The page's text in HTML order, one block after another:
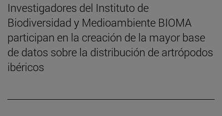
Investigadores del Instituto de
Biodiversidad y Medioambiente BIOMA
participan en la creación de la mayor base
de datos sobre la distribución de artrópodos
ibéricos